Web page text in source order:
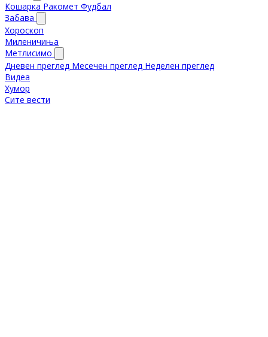
Кошарка Ракомет Фудбал
Забава
Хороскоп
Миленичиња
Метлисимо
Дневен преглед Месечен преглед Неделен преглед
Видеа
Хумор
Сите вести